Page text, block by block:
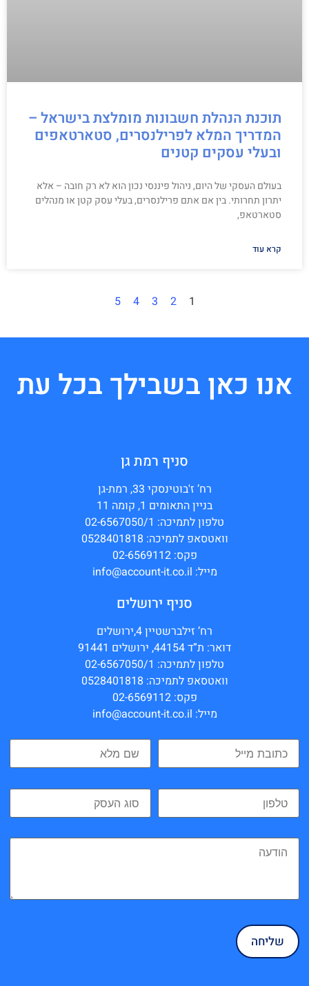
תוכנת הנהלת חשבונות מומלצת בישראל –
המדריך המלא לפרילנסרים, סטארטאפים
ובעלי עסקים קטנים
בעולם העסקי של היום, ניהול פיננסי נכון הוא לא רק חובה – אלא
יתרון תחרותי. בין אם אתם פרילנסרים, בעלי עסק קטן או מנהלים
סטארטאפ,
קרא עוד
1
2
3
4
5
אנו כאן בשבילך בכל עת
סניף רמת גן
רח’ ז'בוטינסקי 33, רמת-גן
בניין התאומים 1, קומה 11
טלפון לתמיכה: 02-6567050/1
וואטסאפ לתמיכה: 0528401818
פקס: 02-6569112
מייל: info@account-it.co.il
סניף ירושלים
רח’ זילברשטיין 4,ירושלים
דואר: ת”ד 44154, ירושלים 91441
טלפון לתמיכה: 02-6567050/1
וואטסאפ לתמיכה: 0528401818
פקס: 02-6569112
מייל: info@account-it.co.il